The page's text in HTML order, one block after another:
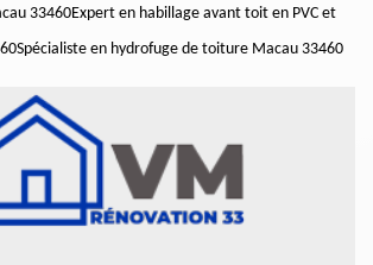
33460Expert en habillage avant toit en PVC et
Spécialiste en hydrofuge de toiture Macau 33460